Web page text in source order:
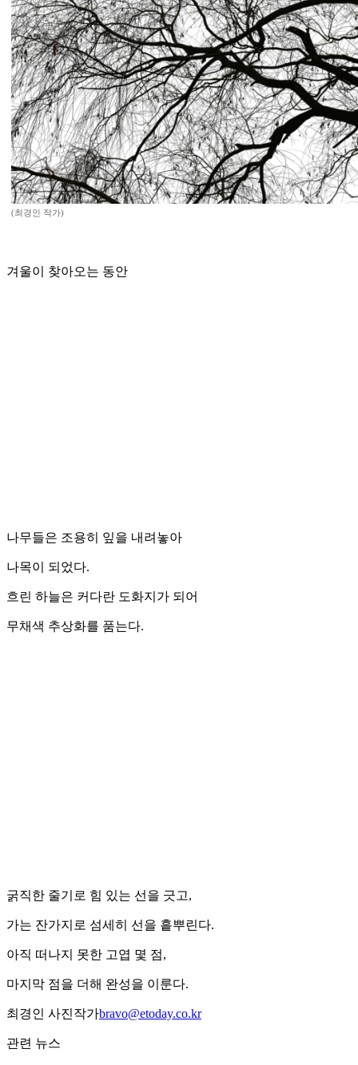
(최경인 작가)
겨울이 찾아오는 동안
나무들은 조용히 잎을 내려놓아
나목이 되었다.
흐린 하늘은 커다란 도화지가 되어
무채색 추상화를 품는다.
굵직한 줄기로 힘 있는 선을 긋고,
가는 잔가지로 섬세히 선을 흩뿌린다.
아직 떠나지 못한 고엽 몇 점,
마지막 점을 더해 완성을 이룬다.
최경인 사진작가bravo@etoday.co.kr
관련 뉴스